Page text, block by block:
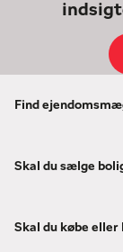
Find
Skal du sælge
Skal du købe eller